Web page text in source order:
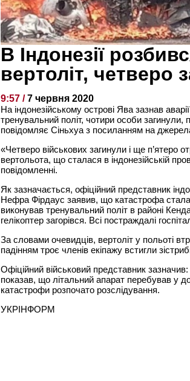
В Індонезії
вертоліт, четверо
9:57 /7 червня 2020
На індонезійському острові Ява зазнав
тренувальний політ, чотири особи загинули,
повідомляє Сіньхуа з посиланням на джерела
«Четверо військових загинули і ще п’ятеро
вертольота, що сталася в індонезійській
повідомленні.
Як зазначається, офіційний представник
Нефра Фірдаус заявив, що катастрофа
виконував тренувальний політ в районі
гелікоптер загорівся. Всі постраждалі
За словами очевидців, вертоліт у польоті
падінням троє членів екіпажу встигли
Офіційний військовий представник
показав, що літальний апарат перебував у
катастрофи розпочато розслідування.
УКРІНФОРМ